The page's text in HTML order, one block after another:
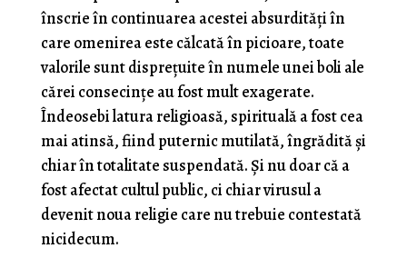
înscrie în continuarea acestei absurdități în
care omenirea este călcată în picioare, toate
valorile sunt disprețuite în numele unei boli ale
cărei consecințe au fost mult exagerate.
Îndeosebi latura religioasă, spirituală a fost cea
mai atinsă, fiind puternic mutilată, îngrădită și
chiar în totalitate suspendată. Și nu doar că a
fost afectat cultul public, ci chiar virusul a
devenit noua religie care nu trebuie contestată
nicidecum.